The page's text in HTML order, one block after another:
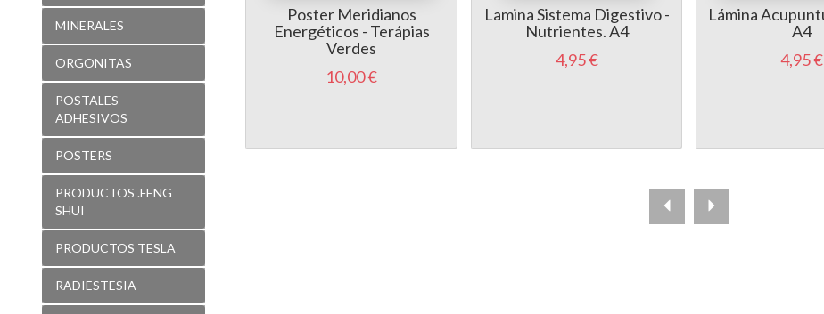
MINERALES
ORGONITAS
POSTALES-
ADHESIVOS
POSTERS
PRODUCTOS .FENG
SHUI
PRODUCTOS TESLA
RADIESTESIA
Poster Meridianos
Energéticos - Terápias
Verdes
10,00 €
Lamina Sistema Digestivo -
Nutrientes. A4
4,95 €
Lámina
A4
4,95 €